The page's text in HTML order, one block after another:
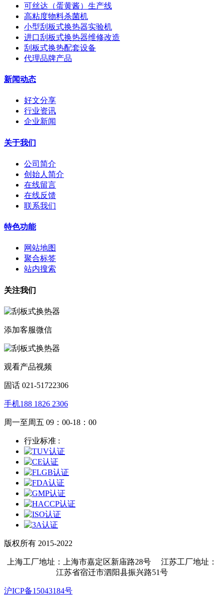
可丝达（蛋黄酱）生产线
高粘度物料杀菌机
小型刮板式换热器实验机
进口刮板式换热器维修改造
刮板式换热配套设备
代理品牌产品
新闻动态
好文分享
行业资讯
企业新闻
关于我们
公司简介
创始人简介
在线留言
在线反馈
联系我们
特色功能
网站地图
聚合标签
站内搜索
关注我们
添加客服微信
观看产品视频
固话 021-51722306
手机188 1826 2306
周一至周五 09：00-18：00
行业标准 :
版权所有 2015-2022
上海工厂地址：上海市嘉定区新庙路28号 江苏工厂地址：
江苏省宿迁市泗阳县振兴路51号
沪ICP备15043184号